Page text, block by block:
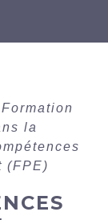
la
(FPE)